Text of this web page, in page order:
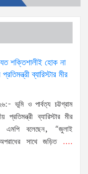
শক্তিশালীই হোক না
ব্যারিস্টার মীর
ভূমি ও পার্বত্য চট্টগ্রাম
প্রতিমন্ত্রী ব্যারিস্টার মীর
এমপি বলেছেন, “জুলাই
সাথে জড়িত....